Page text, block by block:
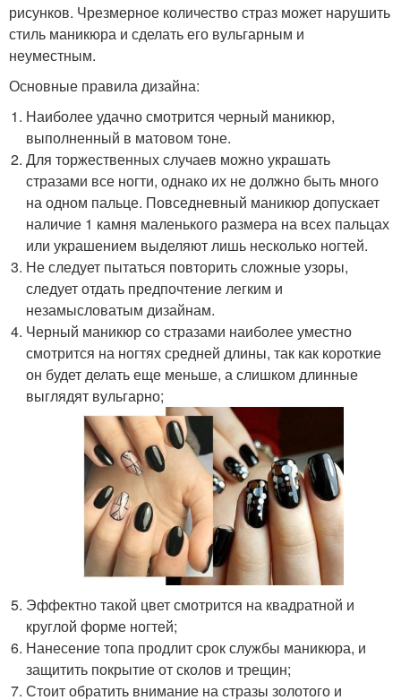
рисунков. Чрезмерное количество страз может нарушить
стиль маникюра и сделать его вульгарным и
неуместным.
Основные правила дизайна:
Наиболее удачно смотрится черный маникюр,
выполненный в матовом тоне.
Для торжественных случаев можно украшать
стразами все ногти, однако их не должно быть много
на одном пальце. Повседневный маникюр допускает
наличие 1 камня маленького размера на всех пальцах
или украшением выделяют лишь несколько ногтей.
Не следует пытаться повторить сложные узоры,
следует отдать предпочтение легким и
незамысловатым дизайнам.
Черный маникюр со стразами наиболее уместно
смотрится на ногтях средней длины, так как короткие
он будет делать еще меньше, а слишком длинные
выглядят вульгарно;
Эффектно такой цвет смотрится на квадратной и
круглой форме ногтей;
Нанесение топа продлит срок службы маникюра, и
защитить покрытие от сколов и трещин;
Стоит обратить внимание на стразы золотого и